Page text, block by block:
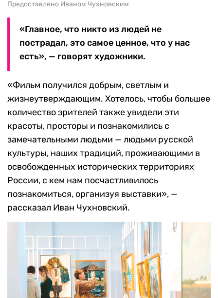
Предоставлено Иваном Чухновским
«Главное, что никто из людей не
пострадал, это самое ценное, что у нас
есть», — говорят художники.
«Фильм получился добрым, светлым и
жизнеутверждающим. Хотелось, чтобы большее
количество зрителей также увидели эти
красоты, просторы и познакомились с
замечательными людьми — людьми русской
культуры, наших традиций, проживающими в
освобожденных исторических территориях
России, с кем нам посчастливилось
познакомиться, организуя выставки», —
рассказал Иван Чухновский.